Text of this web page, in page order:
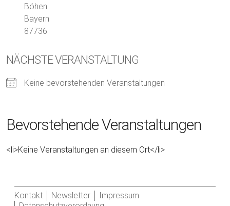
Böhen
Bayern
87736
NÄCHSTE VERANSTALTUNG
Keine bevorstehenden Veranstaltungen
Bevorstehende Veranstaltungen
<li>Keine Veranstaltungen an diesem Ort</li>
Kontakt Newsletter
Impressum